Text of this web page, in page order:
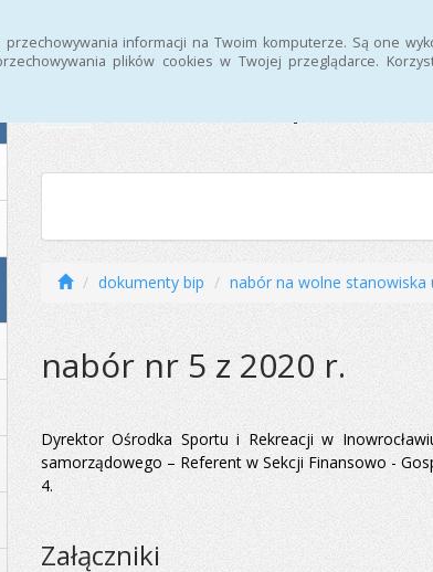
informacji na Twoim komputerze. Są one
plików cookies w Twojej przeglądarce.
dokumenty bip nabór na wolne stanowiska
nabór nr 5 z 2020 r.
Dyrektor Ośrodka Sportu i Rekreacji w
samorządowego – Referent w Sekcji Finansowo -
4.
Załączniki